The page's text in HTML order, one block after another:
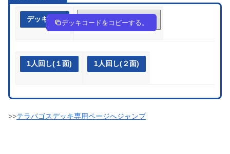
デッキ作成 LgQgng-yXecQY-PL6gHN
デッキコードをコピーする。
1人回し(１面) 1人回し(２面)
>>テラパゴスデッキ専用ページへジャンプ